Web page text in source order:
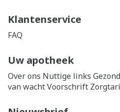
Klantenservice
FAQ
Uw apotheek
Over ons Nuttige links
van wachtVoorschrift